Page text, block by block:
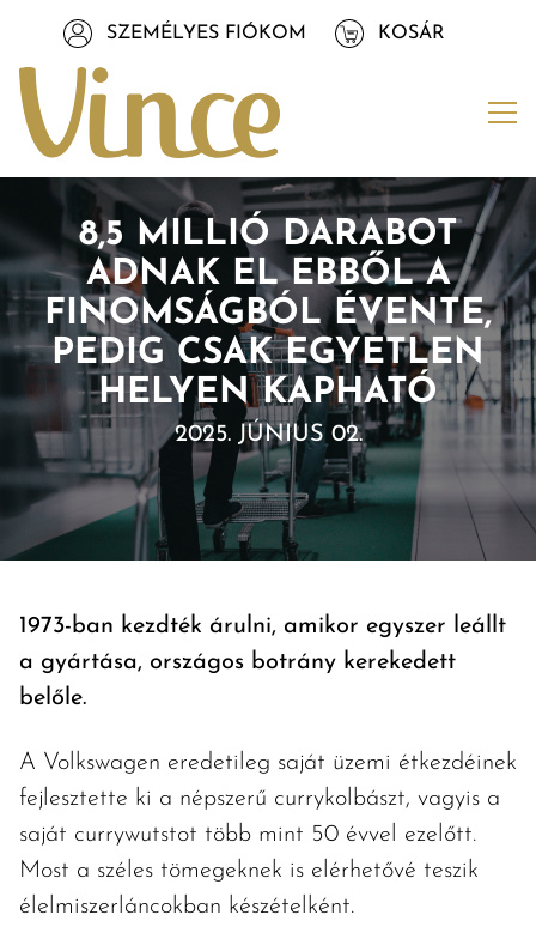
Tovább a tartalomhozSZEMÉLYES FIÓKOM KOSÁR
8,5 MILLIÓ DARABOT
ADNAK EL EBBŐL A
FINOMSÁGBÓL ÉVENTE,
PEDIG CSAK EGYETLEN
HELYEN KAPHATÓ
2025. JÚNIUS 02.
1973-ban kezdték árulni, amikor egyszer leállt
a gyártása, országos botrány kerekedett
belőle.
A Volkswagen eredetileg saját üzemi étkezdéinek
fejlesztette ki a népszerű currykolbászt, vagyis a
saját currywutstot több mint 50 évvel ezelőtt.
Most a széles tömegeknek is elérhetővé teszik
élelmiszerláncokban készételként.